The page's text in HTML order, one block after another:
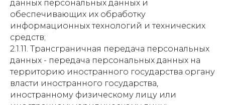
данных персональных данных и
обеспечивающих их обработку
информационных технологий и технических
средств;
2.1.11. Трансграничная передача персональных
данных - передача персональных данных на
территорию иностранного государства органу
власти иностранного государства,
иностранному физическому лицу или